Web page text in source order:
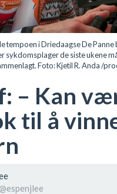
tempoen i Driedaagse De
sykdomsplager de siste ukene
Foto: Kjetil R. Anda /
– Kan
til å
@espenjlee